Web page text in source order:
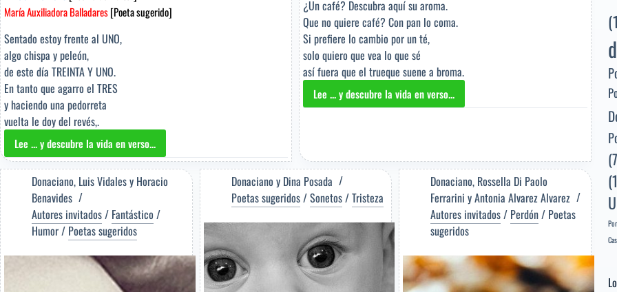
María Auxiliadora Balladares[Poeta sugerido]
Sentado estoy frente al UNO,
algo chispa y peleón,
de este día TREINTA Y UNO.
En tanto que agarro el TRES
y haciendo una pedorreta
vuelta le doy del revés,.
Lee ... y descubre la vida en verso...
ADIÓS
AÑO
2013
del
Editor]
María
Auxiliadora
Balladares
¿Un café? Descubra aquí su aroma.
Que no quiere café? Con pan lo coma.
Si prefiere lo cambio por un té,
solo quiero que vea lo que sé
así fuera que el trueque suene a broma.
Lee ... y descubre la vida en verso...
LA
PELA
[Poema
del
Editor]
Juan
León
Mera
[Poeta
sugerido]
Donaciano, Luis Vidalesy Horacio
Benavides
Autores invitados/ Fantástico /
Humor/ Poetas sugeridos
Donaciano y Dina Posada
Poetas sugeridos/Sonetos/Tristeza
Donaciano, Rossella Di Paolo
Ferrarini yAntonia Alvarez Alvarez
Autores invitados/ Perdón/ Poetas
sugeridos